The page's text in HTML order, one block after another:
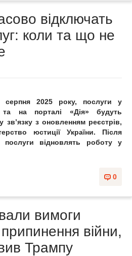
відключать
коли та що не
2025 року, послуги у
та на порталі «Дія» будуть
зв’язку з оновленням реєстрів,
юстиції України. Після
послуги відновлять роботу у
0
вимоги
війни,
Трампу